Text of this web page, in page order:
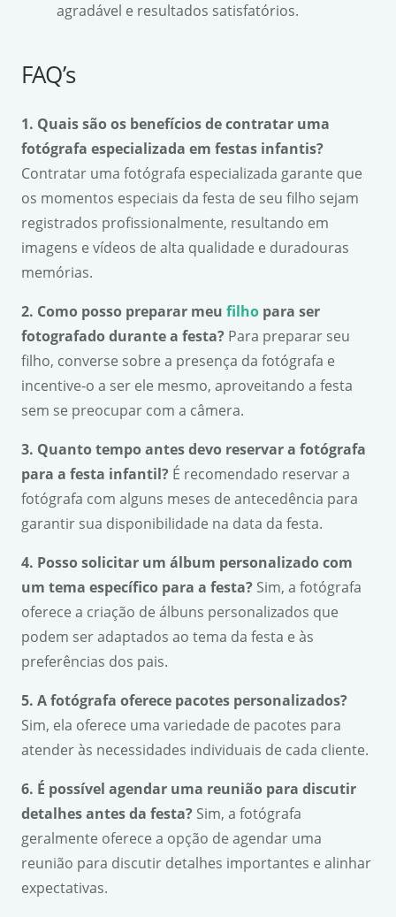
agradável e resultados satisfatórios.
FAQ’s
1. Quais são os benefícios de contratar uma
fotógrafa especializada em festas infantis?
Contratar uma fotógrafa especializada garante que
os momentos especiais da festa de seu filho sejam
registrados profissionalmente, resultando em
imagens e vídeos de alta qualidade e duradouras
memórias.
2. Como posso preparar meu filho para ser
fotografado durante a festa? Para preparar seu
filho, converse sobre a presença da fotógrafa e
incentive-o a ser ele mesmo, aproveitando a festa
sem se preocupar com a câmera.
3. Quanto tempo antes devo reservar a fotógrafa
para a festa infantil? É recomendado reservar a
fotógrafa com alguns meses de antecedência para
garantir sua disponibilidade na data da festa.
4. Posso solicitar um álbum personalizado com
um tema específico para a festa? Sim, a fotógrafa
oferece a criação de álbuns personalizados que
podem ser adaptados ao tema da festa e às
preferências dos pais.
5. A fotógrafa oferece pacotes personalizados?
Sim, ela oferece uma variedade de pacotes para
atender às necessidades individuais de cada cliente.
6. É possível agendar uma reunião para discutir
detalhes antes da festa? Sim, a fotógrafa
geralmente oferece a opção de agendar uma
reunião para discutir detalhes importantes e alinhar
expectativas.